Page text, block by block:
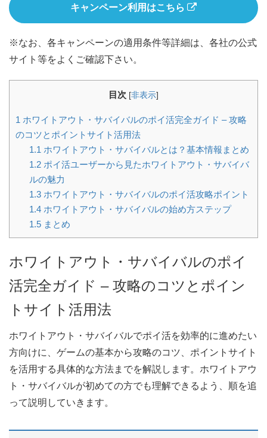
キャンペーン利用はこちら
※なお、各キャンペーンの適用条件等詳細は、各社の公式
サイト等をよくご確認下さい。
目次 [非表示]
1 ホワイトアウト・サバイバルのポイ活完全ガイド – 攻略
のコツとポイントサイト活用法
1.1 ホワイトアウト・サバイバルとは？基本情報まとめ
1.2ポイ活ユーザーから見たホワイトアウト・サバイバ
ルの魅力
1.3ホワイトアウト・サバイバルのポイ活攻略ポイント
1.4ホワイトアウト・サバイバルの始め方ステップ
1.5まとめ
ホワイトアウト・サバイバルのポイ
活完全ガイド – 攻略のコツとポイン
トサイト活用法
ホワイトアウト・サバイバルでポイ活を効率的に進めたい
方向けに、ゲームの基本から攻略のコツ、ポイントサイト
を活用する具体的な方法までを解説します。ホワイトアウ
ト・サバイバルが初めての方でも理解できるよう、順を追
って説明していきます。